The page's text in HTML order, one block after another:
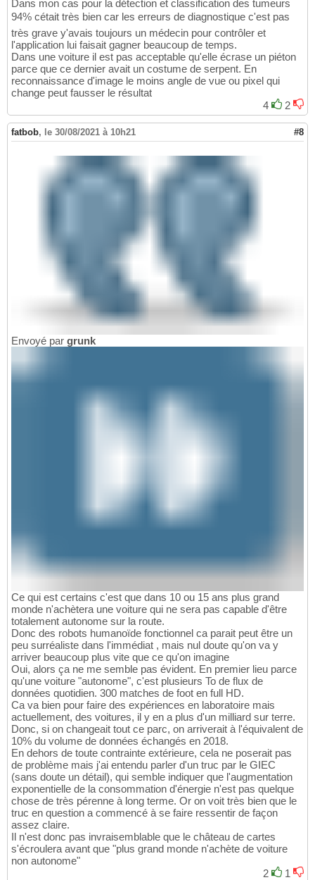
Dans mon cas pour la détection et classification des tumeurs
94% cétait très bien car les erreurs de diagnostique c'est pas
très grave y'avais toujours un médecin pour contrôler et
l'application lui faisait gagner beaucoup de temps.
Dans une voiture il est pas acceptable qu'elle écrase un piéton
parce que ce dernier avait un costume de serpent. En
reconnaissance d'image le moins angle de vue ou pixel qui
change peut fausser le résultat
4
2
fatbob, le 30/08/2021 à 10h21 #8
Envoyé par grunk
Ce qui est certains c'est que dans 10 ou 15 ans plus grand
monde n'achètera une voiture qui ne sera pas capable d'être
totalement autonome sur la route.
Donc des robots humanoïde fonctionnel ca parait peut être un
peu surréaliste dans l'immédiat , mais nul doute qu'on va y
arriver beaucoup plus vite que ce qu'on imagine
Oui, alors ça ne me semble pas évident. En premier lieu parce
qu'une voiture "autonome", c'est plusieurs To de flux de
données quotidien. 300 matches de foot en full HD.
Ca va bien pour faire des expériences en laboratoire mais
actuellement, des voitures, il y en a plus d'un milliard sur terre.
Donc, si on changeait tout ce parc, on arriverait à l'équivalent de
10% du volume de données échangés en 2018.
En dehors de toute contrainte extérieure, cela ne poserait pas
de problème mais j'ai entendu parler d'un truc par le GIEC
(sans doute un détail), qui semble indiquer que l'augmentation
exponentielle de la consommation d'énergie n'est pas quelque
chose de très pérenne à long terme. Or on voit très bien que le
truc en question a commencé à se faire ressentir de façon
assez claire.
Il n'est donc pas invraisemblable que le château de cartes
s'écroulera avant que "plus grand monde n'achète de voiture
non autonome"
2
1